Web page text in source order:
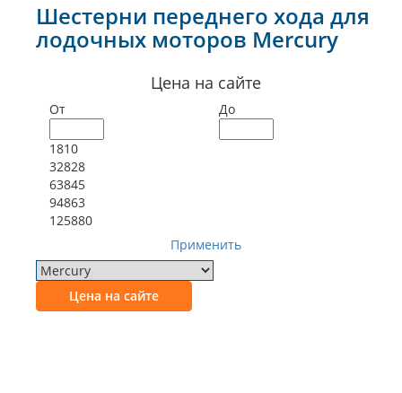
Шестерни переднего хода для
лодочных моторов Mercury
Цена на сайте
От До
1810
32828
63845
94863
125880
Применить
Цена на сайте